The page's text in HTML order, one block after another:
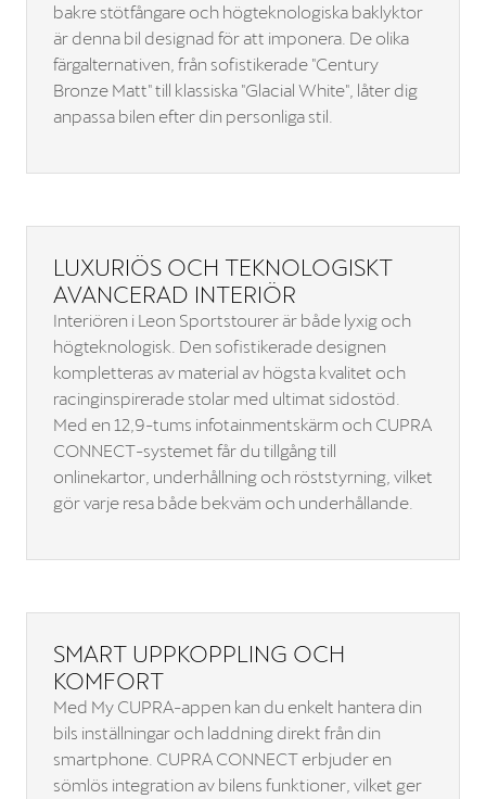
bakre stötfångare och högteknologiska baklyktor
är denna bil designad för att imponera. De olika
färgalternativen, från sofistikerade "Century
Bronze Matt" till klassiska "Glacial White", låter dig
anpassa bilen efter din personliga stil.
LUXURIÖS OCH TEKNOLOGISKT
AVANCERAD INTERIÖR
Interiören i Leon Sportstourer är både lyxig och
högteknologisk. Den sofistikerade designen
kompletteras av material av högsta kvalitet och
racinginspirerade stolar med ultimat sidostöd.
Med en 12,9-tums infotainmentskärm och CUPRA
CONNECT-systemet får du tillgång till
onlinekartor, underhållning och röststyrning, vilket
gör varje resa både bekväm och underhållande.
SMART UPPKOPPLING OCH
KOMFORT
Med My CUPRA-appen kan du enkelt hantera din
bils inställningar och laddning direkt från din
smartphone. CUPRA CONNECT erbjuder en
sömlös integration av bilens funktioner, vilket ger